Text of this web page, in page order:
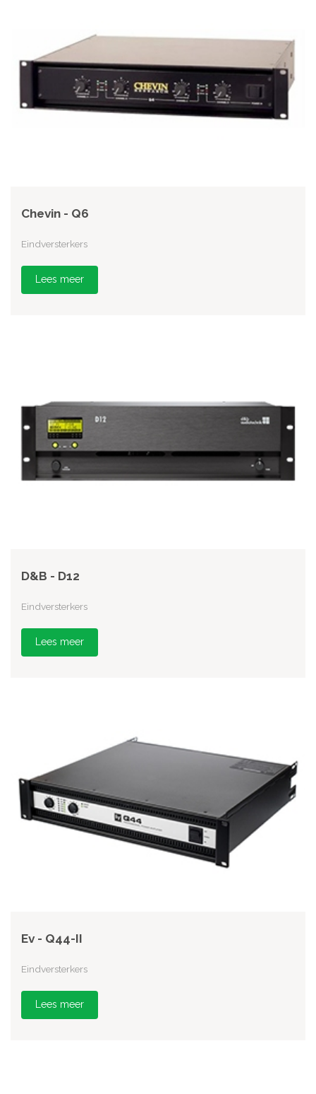
Chevin - Q6
Eindversterkers
Lees meer
D&B - D12
Eindversterkers
Lees meer
Ev - Q44-II
Eindversterkers
Lees meer